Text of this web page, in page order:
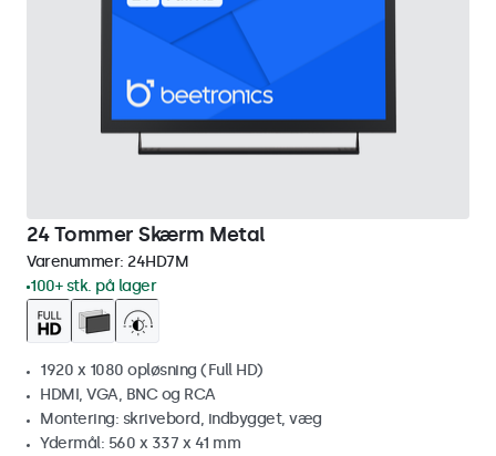
24 Tommer Skærm Metal
Varenummer: 24HD7M
100+ stk. på lager
1920 x 1080 opløsning (Full HD)
HDMI, VGA, BNC og RCA
Montering: skrivebord, indbygget, væg
Ydermål: 560 x 337 x 41 mm